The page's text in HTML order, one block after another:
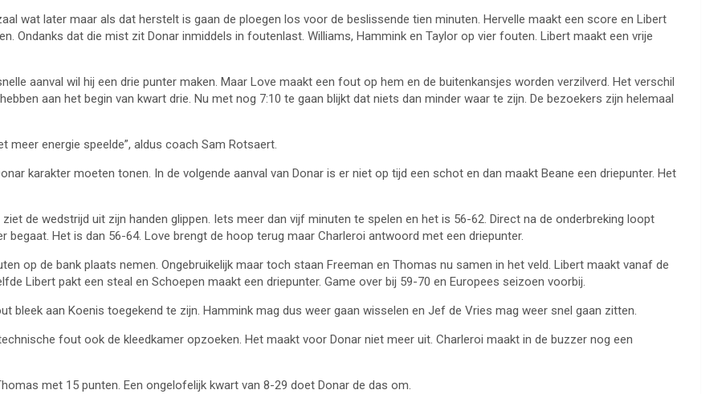
wat later maar als dat herstelt is gaan de ploegen los voor de beslissende tien minuten. Hervelle maakt een score en Libert
Ondanks dat die mist zit Donar inmiddels in foutenlast. Williams, Hammink en Taylor op vier fouten. Libert maakt een vrije
aanval wil hij een drie punter maken. Maar Love maakt een fout op hem en de buitenkansjes worden verzilverd. Het verschil
aan het begin van kwart drie. Nu met nog 7:10 te gaan blijkt dat niets dan minder waar te zijn. De bezoekers zijn helemaal
meer energie speelde”, aldus coach Sam Rotsaert.
karakter moeten tonen. In de volgende aanval van Donar is er niet op tijd een schot en dan maakt Beane een driepunter. Het
de wedstrijd uit zijn handen glippen. Iets meer dan vijf minuten te spelen en het is 56-62. Direct na de onderbreking loopt
begaat. Het is dan 56-64. Love brengt de hoop terug maar Charleroi antwoord met een driepunter.
op de bank plaats nemen. Ongebruikelijk maar toch staan Freeman en Thomas nu samen in het veld. Libert maakt vanaf de
Libert pakt een steal en Schoepen maakt een driepunter. Game over bij 59-70 en Europees seizoen voorbij.
bleek aan Koenis toegekend te zijn. Hammink mag dus weer gaan wisselen en Jef de Vries mag weer snel gaan zitten.
fout ook de kleedkamer opzoeken. Het maakt voor Donar niet meer uit. Charleroi maakt in de buzzer nog een
met 15 punten. Een ongelofelijk kwart van 8-29 doet Donar de das om.